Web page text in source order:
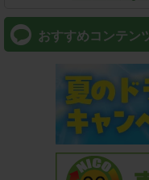
おすすめコンテン